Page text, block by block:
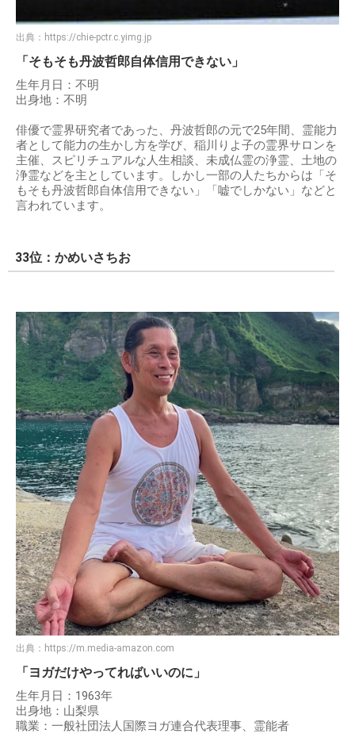
出典： https://chie-pctr.c.yimg.jp
「そもそも丹波哲郎自体信用できない」
生年月日：不明
出身地：不明
俳優で霊界研究者であった、丹波哲郎の元で25年間、霊能力
者として能力の生かし方を学び、稲川りよ子の霊界サロンを
主催、スピリチュアルな人生相談、未成仏霊の浄霊、土地の
浄霊などを主としています。しかし一部の人たちからは「そ
もそも丹波哲郎自体信用できない」「嘘でしかない」などと
言われています。
33位：かめいさちお
出典： https://m.media-amazon.com
「ヨガだけやってればいいのに」
生年月日：1963年
出身地：山梨県
職業：一般社団法人国際ヨガ連合代表理事、霊能者